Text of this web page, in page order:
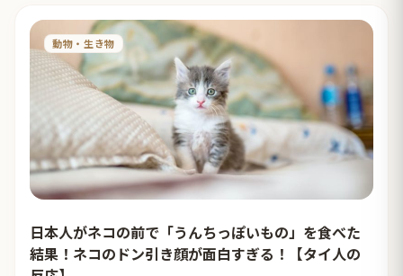
動物・生き物
日本人がネコの前で「うんちっぽいもの」を食べた
結果！ネコのドン引き顔が面白すぎる！【タイ人の